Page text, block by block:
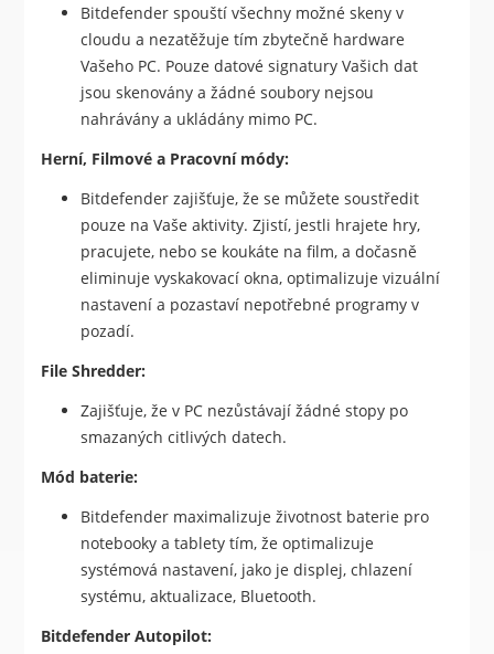
Bitdefender spouští všechny možné skeny v
cloudu a nezatěžuje tím zbytečně hardware
Vašeho PC. Pouze datové signatury Vašich dat
jsou skenovány a žádné soubory nejsou
nahrávány a ukládány mimo PC.
Herní, Filmové a Pracovní módy:
Bitdefender zajišťuje, že se můžete soustředit
pouze na Vaše aktivity. Zjistí, jestli hrajete hry,
pracujete, nebo se koukáte na film, a dočasně
eliminuje vyskakovací okna, optimalizuje vizuální
nastavení a pozastaví nepotřebné programy v
pozadí.
File Shredder:
Zajišťuje, že v PC nezůstávají žádné stopy po
smazaných citlivých datech.
Mód baterie:
Bitdefender maximalizuje životnost baterie pro
notebooky a tablety tím, že optimalizuje
systémová nastavení, jako je displej, chlazení
systému, aktualizace, Bluetooth.
Bitdefender Autopilot: